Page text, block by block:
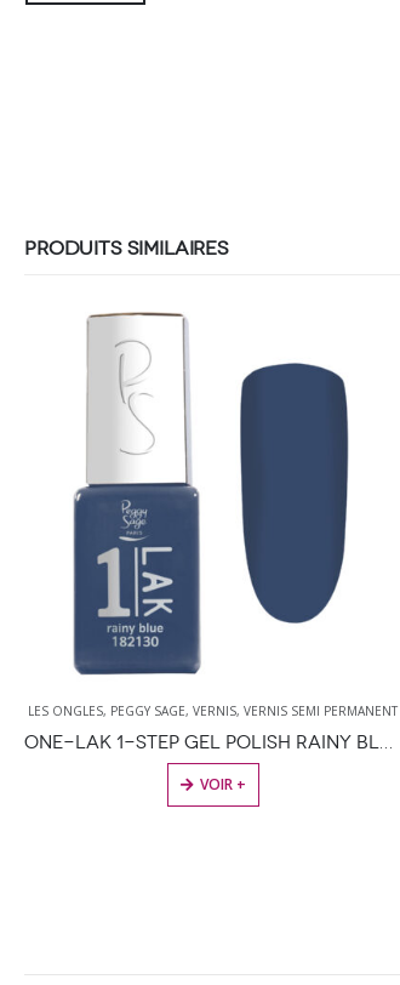
PRODUITS SIMILAIRES
LES ONGLES, PEGGY SAGE, VERNIS, VERNIS SEMI PERMANENT
ONE-LAK 1-STEP GEL POLISH RAINY BLUE- 5ML
VOIR +